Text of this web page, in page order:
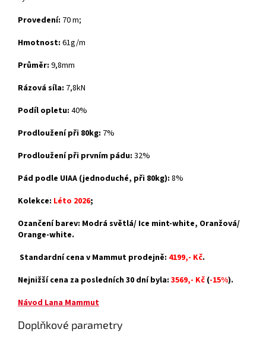
Provedení: 70 m;
Hmotnost: 61g/m
Průměr: 9,8mm
Rázová síla: 7,8kN
Podíl opletu: 40%
Prodloužení při 80kg: 7%
Prodloužení při prvním pádu: 32%
Pád podle UIAA (jednoduché, při 80kg): 8%
Kolekce: Léto 2026;
Ozančení barev: Modrá světlá/ Ice mint-white, Oranžová/
Orange-white.
Standardní cena v Mammut prodejně: 4199,- Kč.
Nejnižší cena za posledních 30 dní byla: 3569,- Kč (-15%).
Návod Lana Mammut
Doplňkové parametry